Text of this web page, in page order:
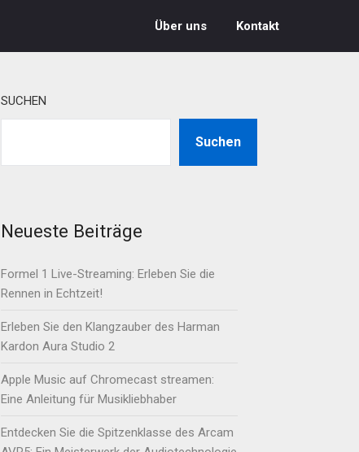
Über uns Kontakt
SUCHEN
Suchen
Neueste Beiträge
Formel 1 Live-Streaming: Erleben Sie die
Rennen in Echtzeit!
Erleben Sie den Klangzauber des Harman
Kardon Aura Studio 2
Apple Music auf Chromecast streamen:
Eine Anleitung für Musikliebhaber
Entdecken Sie die Spitzenklasse des Arcam